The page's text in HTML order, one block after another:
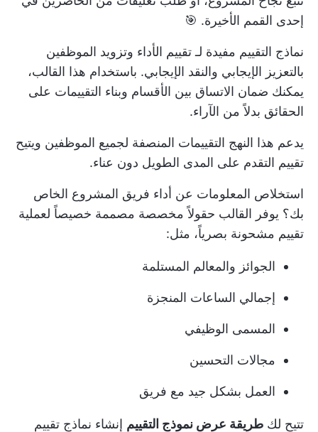
إحدى القمم الأخيرة. 🎯
نماذج التقييم مفيدة لـ تقييم الأداء وتزويد الموظفين
بالتعزيز الإيجابي والنقد الإيجابي. باستخدام هذا القالب،
يمكنك ضمان الاتساق بين الأقسام وبناء التقييمات على
الحقائق بدلاً من الآراء.
يدعم هذا النهج التقييمات المنصفة لجميع الموظفين ويتيح
تقييم التقدم على المدى الطويل دون عناء.
استخلاص المعلومات عن أداء فريق المشروع الخاص
بك؟ يوفر القالب حقولاً مخصصة مصممة خصيصاً لعملية
تقييم مشحونة بصرياً، مثل:
الجوائز والمعالم المستلمة
إجمالي الساعات المنجزة
المسمى الوظيفي
مجالات التحسين
العمل بشكل جيد مع فريق
تتيح لك طريقة عرض نموذج التقييم إنشاء نماذج تقييم